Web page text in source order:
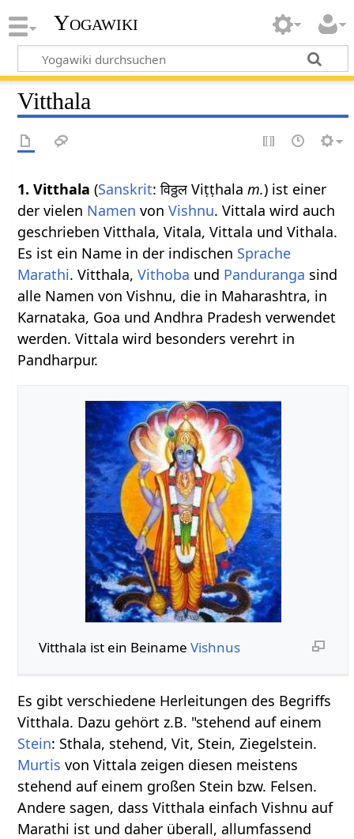
Yogawiki
Vitthala
1. Vitthala (Sanskrit: विठ्ठल Viṭṭhalam.) ist einer
der vielen Namen vonVishnu. Vittala wird auch
geschrieben Vitthala, Vitala, Vittala und Vithala.
Es ist ein Name in der indischen Sprache
Marathi. Vitthala,Vithoba und Panduranga sind
alle Namen von Vishnu, die in Maharashtra, in
Karnataka, Goa und Andhra Pradesh verwendet
werden. Vittala wird besonders verehrt in
Pandharpur.
Vitthala ist ein Beiname Vishnus
Es gibt verschiedene Herleitungen des Begriffs
Vitthala. Dazu gehört z.B. "stehend auf einem
Stein: Sthala, stehend, Vit, Stein, Ziegelstein.
Murtis von Vittala zeigen diesen meistens
stehend auf einem großen Stein bzw. Felsen.
Andere sagen, dass Vitthala einfach Vishnu auf
Marathi ist und daher überall, allumfassend